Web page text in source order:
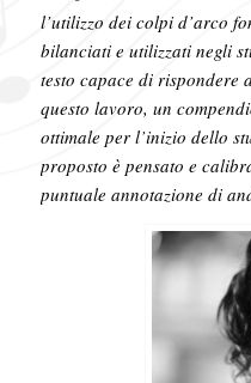
l’utilizzo dei colpi d’arco
bilanciati e utilizzati negli
testo capace di rispondere
questo lavoro, un
ottimale per l’inizio dello
proposto è pensato e
puntuale annotazione di